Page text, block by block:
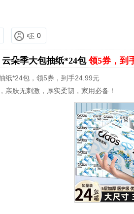
0
云朵季大包抽纸*24包领5券，到
纸*24包，领5券，到手24.99元
亲肤无刺激，厚实柔韧，家用必备！